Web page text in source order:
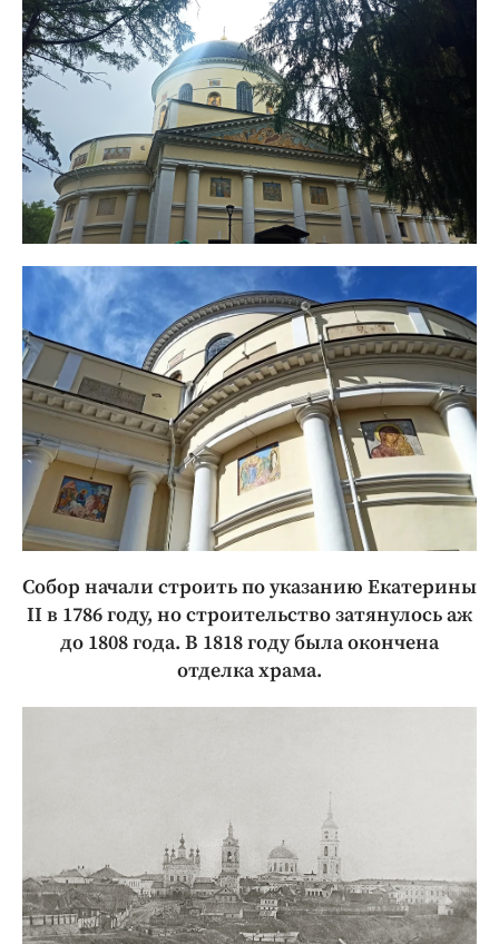
Собор начали строить по указанию Екатерины
II в 1786 году, но строительство затянулось аж
до 1808 года. В 1818 году была окончена
отделка храма.